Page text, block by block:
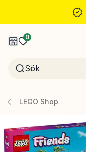
0
LEGO Shop